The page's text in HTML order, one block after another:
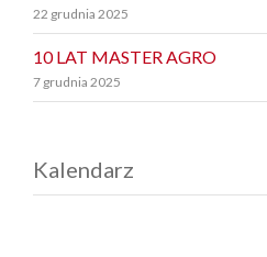
22 grudnia 2025
10 LAT MASTER AGRO
7 grudnia 2025
Kalendarz